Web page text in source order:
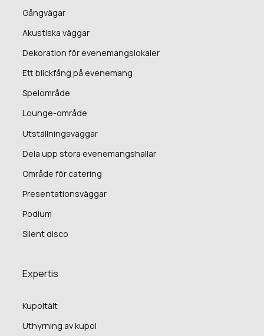
Expertis
Kupoltält
Uthyrning av kupol
Gångvägar
Akustiska väggar
Dekoration för evenemangslokaler
Ett blickfång på evenemang
Spelområde
Lounge-område
Utställningsväggar
Dela upp stora evenemangshallar
Område för catering
Presentationsväggar
Podium
Silent disco